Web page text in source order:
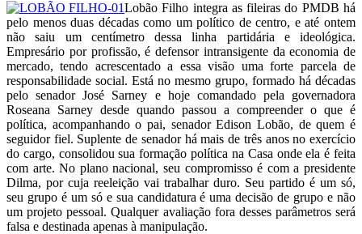
Lobão Filho integra as fileiras do PMDB há
pelo menos duas décadas como um político de centro, e até ontem
não saiu um centímetro dessa linha partidária e ideológica.
Empresário por profissão, é defensor intransigente da economia de
mercado, tendo acrescentado a essa visão uma forte parcela de
responsabilidade social. Está no mesmo grupo, formado há décadas
pelo senador José Sarney e hoje comandado pela governadora
Roseana Sarney desde quando passou a compreender o que é
política, acompanhando o pai, senador Edison Lobão, de quem é
seguidor fiel. Suplente de senador há mais de três anos no exercício
do cargo, consolidou sua formação política na Casa onde ela é feita
com arte. No plano nacional, seu compromisso é com a presidente
Dilma, por cuja reeleição vai trabalhar duro. Seu partido é um só,
seu grupo é um só e sua candidatura é uma decisão de grupo e não
um projeto pessoal. Qualquer avaliação fora desses parâmetros será
falsa e destinada apenas à manipulação.